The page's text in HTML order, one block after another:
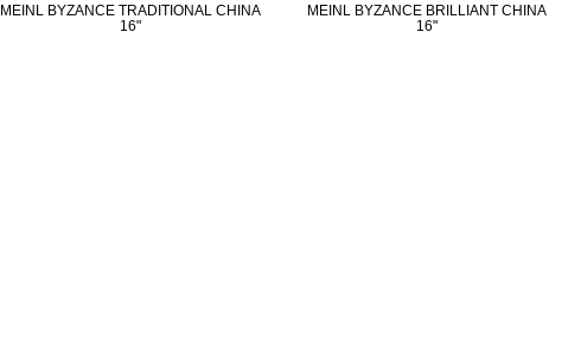
MEINL BYZANCE TRADITIONAL CHINA
16"
MEINL BYZANCE BRILLIANT CHINA
16"